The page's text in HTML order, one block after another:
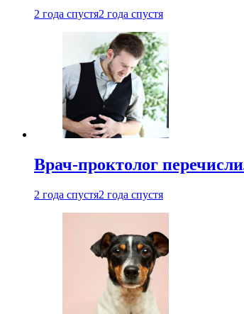
2 года спустя2 года спустя
Врач-проктолог
2 года спустя2 года спустя